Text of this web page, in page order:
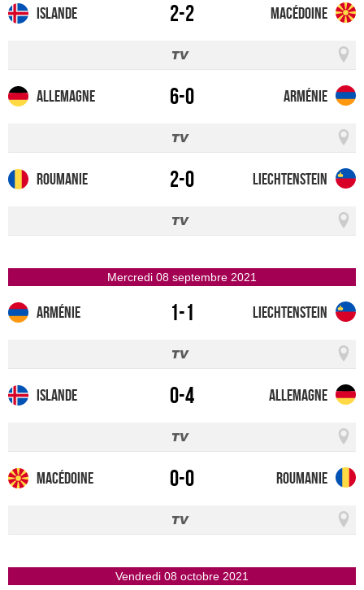
Islande 2-2 Macédoine
Allemagne 6-0 Arménie
Roumanie 2-0 Liechtenstein
mercredi 08 septembre 2021
Arménie 1-1 Liechtenstein
Islande 0-4 Allemagne
Macédoine 0-0 Roumanie
vendredi 08 octobre 2021